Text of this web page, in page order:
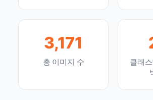
3,171
총 이미지 수
클래